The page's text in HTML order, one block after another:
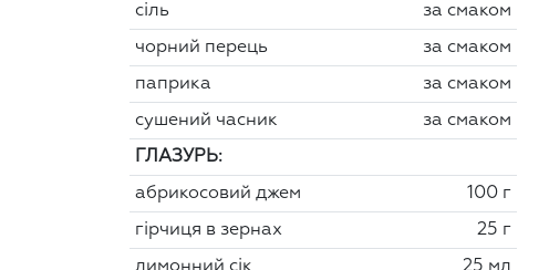
сіль за смаком
чорний перець за смаком
паприка за смаком
сушений часник за смаком
ГЛАЗУРЬ:
абрикосовий джем 100 г
гірчиця в зернах 25 г
лимонний сік 25 мл